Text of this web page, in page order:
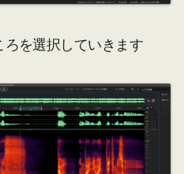
を選択していきます